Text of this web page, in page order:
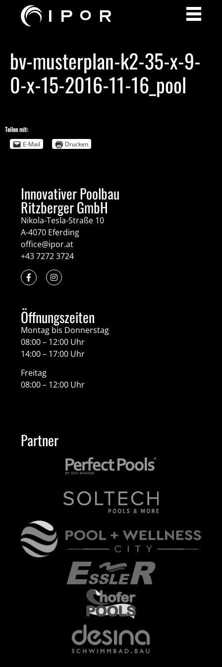
bv-musterplan-k2-35-x-9-
0-x-15-2016-11-16_pool
Teilen mit:
E-Mail
Drucken
Innovativer Poolbau
Ritzberger GmbH
Nikola-Tesla-Straße 10
A-4070 Eferding
office@ipor.at
+43 7272 3724
Öffnungszeiten
Montag bis Donnerstag
08:00 – 12:00 Uhr
14:00 – 17:00 Uhr
Freitag
08:00 – 12:00 Uhr
Partner